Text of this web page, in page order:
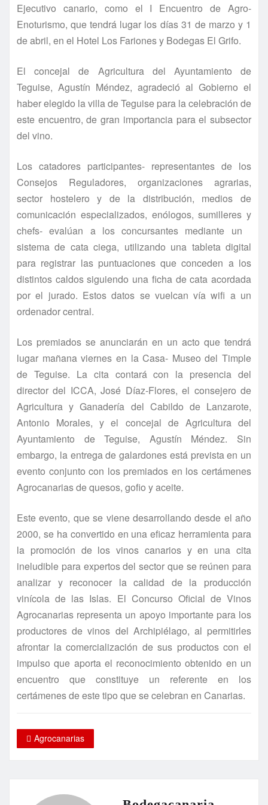
Ejecutivo canario, como el I Encuentro de Agro-
Enoturismo, que tendrá lugar los días 31 de marzo y 1
de abril, en el Hotel Los Fariones y Bodegas El Grifo.
El concejal de Agricultura del Ayuntamiento de
Teguise, Agustín Méndez, agradeció al Gobierno el
haber elegido la villa de Teguise para la celebración de
este encuentro, de gran importancia para el subsector
del vino.
Los catadores participantes- representantes de los
Consejos Reguladores, organizaciones agrarias,
sector hostelero y de la distribución, medios de
comunicación especializados, enólogos, sumilleres y
chefs- evalúan a los concursantes mediante un
sistema de cata ciega, utilizando una tableta digital
para registrar las puntuaciones que conceden a los
distintos caldos siguiendo una ficha de cata acordada
por el jurado. Estos datos se vuelcan vía wifi a un
ordenador central.
Los premiados se anunciarán en un acto que tendrá
lugar mañana viernes en la Casa- Museo del Timple
de Teguise. La cita contará con la presencia del
director del ICCA, José Díaz-Flores, el consejero de
Agricultura y Ganadería del Cabildo de Lanzarote,
Antonio Morales, y el concejal de Agricultura del
Ayuntamiento de Teguise, Agustín Méndez. Sin
embargo, la entrega de galardones está prevista en un
evento conjunto con los premiados en los certámenes
Agrocanarias de quesos, gofio y aceite.
Este evento, que se viene desarrollando desde el año
2000, se ha convertido en una eficaz herramienta para
la promoción de los vinos canarios y en una cita
ineludible para expertos del sector que se reúnen para
analizar y reconocer la calidad de la producción
vinícola de las Islas. El Concurso Oficial de Vinos
Agrocanarias representa un apoyo importante para los
productores de vinos del Archipiélago, al permitirles
afrontar la comercialización de sus productos con el
impulso que aporta el reconocimiento obtenido en un
encuentro que constituye un referente en los
certámenes de este tipo que se celebran en Canarias.
Agrocanarias